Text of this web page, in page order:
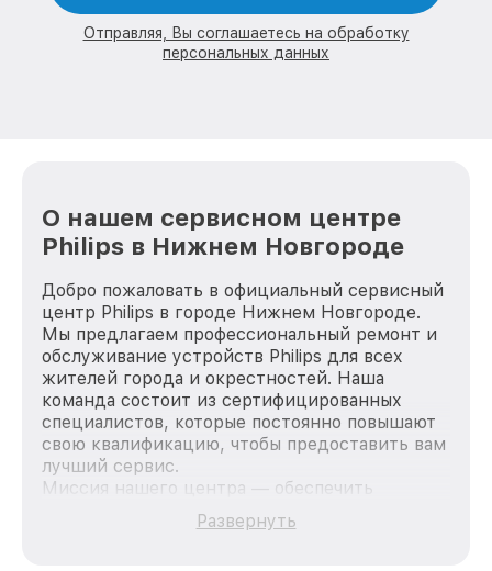
Отправляя, Вы соглашаетесь на обработку
персональных данных
О нашем сервисном центре
Philips в Нижнем Новгороде
Добро пожаловать в официальный сервисный
центр Philips в городе Нижнем Новгороде.
Мы предлагаем профессиональный ремонт и
обслуживание устройств Philips для всех
жителей города и окрестностей. Наша
команда состоит из сертифицированных
специалистов, которые постоянно повышают
свою квалификацию, чтобы предоставить вам
лучший сервис.
Миссия нашего центра — обеспечить
качественный и доступный ремонт для
каждого пользователя продукции Philips, вне
Развернуть